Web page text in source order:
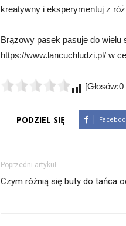
kreatywny i eksperymentuj z
Brązowy pasek pasuje do wielu
https://www.lancuchludzi.pl/ w
PODZIEL SIĘ
Poprzedni artykuł
Czym różnią się buty do tańca